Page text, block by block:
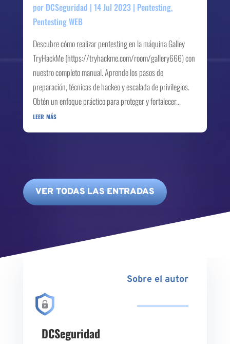
por DCSeguridad | 14 Jul 2023| Pentesting,
Pentesting WEB
Descubre cómo realizar pentesting en la máquina Galley
TryHackMe (https://tryhackme.com/room/gallery666) con
nuestro completo manual. Aprende los pasos de
preparación, técnicas de hackeo y escalada de privilegios.
Obtén un enfoque práctico para proteger y fortalecer...
leer más
VER TODAS LAS ENTRADAS
Sobre el autor
DCSeguridad